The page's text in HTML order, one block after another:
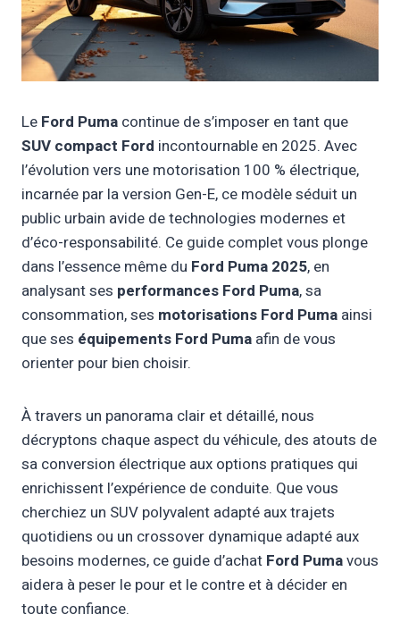
Le Ford Puma continue de s’imposer en tant que
SUV compact Ford incontournable en 2025. Avec
l’évolution vers une motorisation 100 % électrique,
incarnée par la version Gen-E, ce modèle séduit un
public urbain avide de technologies modernes et
d’éco-responsabilité. Ce guide complet vous plonge
dans l’essence même du Ford Puma 2025, en
analysant ses performances Ford Puma, sa
consommation, ses motorisations Ford Puma ainsi
que ses équipements Ford Puma afin de vous
orienter pour bien choisir.
À travers un panorama clair et détaillé, nous
décryptons chaque aspect du véhicule, des atouts de
sa conversion électrique aux options pratiques qui
enrichissent l’expérience de conduite. Que vous
cherchiez un SUV polyvalent adapté aux trajets
quotidiens ou un crossover dynamique adapté aux
besoins modernes, ce guide d’achat Ford Pumavous
aidera à peser le pour et le contre et à décider en
toute confiance.